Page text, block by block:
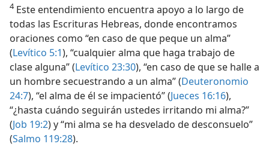
4Este entendimiento encuentra apoyo a lo largo de
todas las Escrituras Hebreas, donde encontramos
oraciones como “en caso de que peque un alma”
(Levítico 5:1), “cualquier alma que haga trabajo de
clase alguna” (Levítico 23:30), “en caso de que se halle a
un hombre secuestrando a un alma” (Deuteronomio
24:7), “el alma de él se impacientó” (Jueces 16:16),
“¿hasta cuándo seguirán ustedes irritando mi alma?”
(Job 19:2) y “mi alma se ha desvelado de desconsuelo”
(Salmo 119:28).